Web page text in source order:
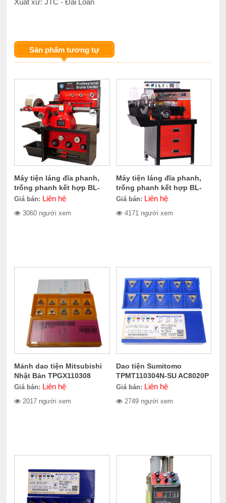
Xuất xứ: JTC - Đài Loan
Sản phẩm tương tự
Máy tiện láng đĩa phanh,
trống phanh kết hợp BL-
711LD
Giá bán: Liên hệ
3060 người xem
Máy tiện láng đĩa phanh,
trống phanh kết hợp BL-
580LD
Giá bán: Liên hệ
4171 người xem
Mảnh dao tiện Mitsubishi
Nhật Bản TPGX110308
Giá bán: Liên hệ
2017 người xem
Dao tiện Sumitomo
TPMT110304N-SU AC8020P
Giá bán: Liên hệ
2749 người xem